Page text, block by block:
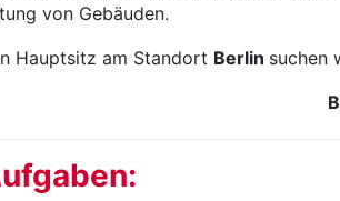
von Gebäuden.
Hauptsitz am Standort Berlin suchen